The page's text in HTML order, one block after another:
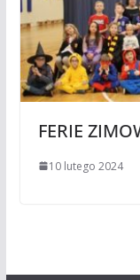
FERIE
10 lutego 2024